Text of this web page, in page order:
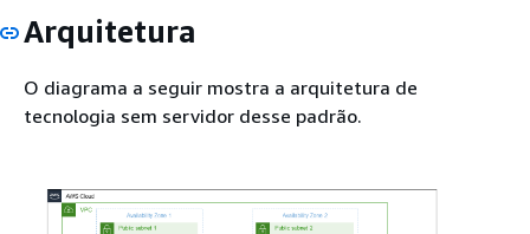
Arquitetura
O diagrama a seguir mostra a arquitetura de
tecnologia sem servidor desse padrão.